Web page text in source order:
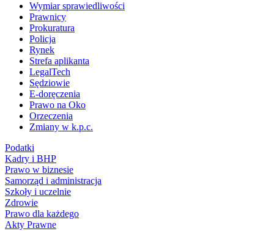
Wymiar sprawiedliwości
Prawnicy
Prokuratura
Policja
Rynek
Strefa aplikanta
LegalTech
Sędziowie
E-doręczenia
Prawo na Oko
Orzeczenia
Zmiany w k.p.c.
Podatki
Kadry i BHP
Prawo w biznesie
Samorząd i administracja
Szkoły i uczelnie
Zdrowie
Prawo dla każdego
Akty Prawne